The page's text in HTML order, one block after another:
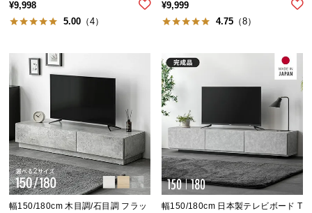
か
ら
テ
リ
ア
コ
ー
¥9,998
5.00 （4）
¥9,999
4.75 （8）
幅150/180cm 木目調/石目調 フラッ
幅150/180cm 日本製テレビボード T